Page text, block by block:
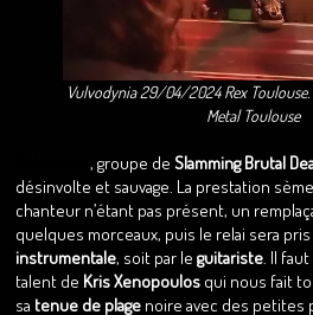
Vulvodynia 29/04/2024 Rex Toulouse.
Metal Toulouse
Vulvodynia, groupe deSlamming Brutal
désinvolte et sauvage. La prestation
chanteur n’étant pas présent, un
quelques morceaux, puis le relai sera
instrumentale, soit par leguitariste. Il
talent de Kris Xenopoulos qui nous fait
sa tenue de plage noire avec des